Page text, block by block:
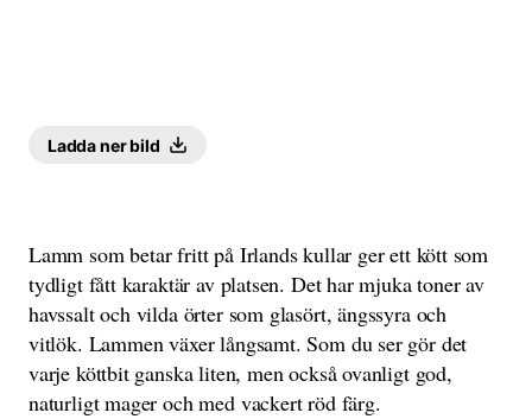
Ladda ner bild
Lamm som betar fritt på Irlands kullar ger ett kött som
tydligt fått karaktär av platsen. Det har mjuka toner av
havssalt och vilda örter som glasört, ängssyra och
vitlök. Lammen växer långsamt. Som du ser gör det
varje köttbit ganska liten, men också ovanligt god,
naturligt mager och med vackert röd färg.